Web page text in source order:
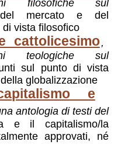
filosofiche sul
mercato e del
vista filosofico
cattolicesimo,
teologiche sul
sul punto di vista
globalizzazione
e
antologia di testi del
e il capitalismo/la
approvati, né